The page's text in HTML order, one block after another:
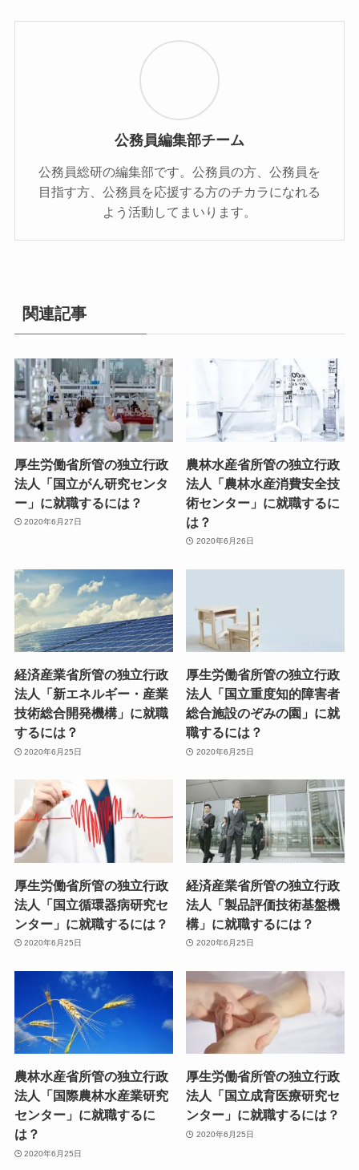
公務員編集部チーム
公務員総研の編集部です。公務員の方、公務員を
目指す方、公務員を応援する方のチカラになれる
よう活動してまいります。
関連記事
厚生労働省所管の独立行政
法人「国立がん研究センタ
ー」に就職するには？
2020年6月27日
農林水産省所管の独立行政
法人「農林水産消費安全技
術センター」に就職するに
は？
2020年6月26日
経済産業省所管の独立行政
法人「新エネルギー・産業
技術総合開発機構」に就職
するには？
2020年6月25日
厚生労働省所管の独立行政
法人「国立重度知的障害者
総合施設のぞみの園」に就
職するには？
2020年6月25日
厚生労働省所管の独立行政
法人「国立循環器病研究セ
ンター」に就職するには？
2020年6月25日
経済産業省所管の独立行政
法人「製品評価技術基盤機
構」に就職するには？
2020年6月25日
農林水産省所管の独立行政
法人「国際農林水産業研究
センター」に就職するに
は？
2020年6月25日
厚生労働省所管の独立行政
法人「国立成育医療研究セ
ンター」に就職するには？
2020年6月25日